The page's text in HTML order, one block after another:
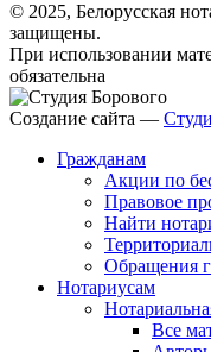
© 2025, Белорусская
защищены.
При использовании
обязательна
Создание сайта —
Гражданам
Акции по
Правовое
Найти
Обращения
Нотариусам
Все